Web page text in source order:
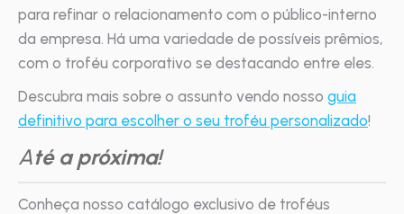
para refinar o relacionamento com o público-interno
da empresa. Há uma variedade de possíveis prêmios,
com o troféu corporativo se destacando entre eles.
Descubra mais sobre o assunto vendo nosso guia
definitivo para escolher o seu troféu personalizado!
Até a próxima!
Conheça nosso catálogo exclusivo de troféus